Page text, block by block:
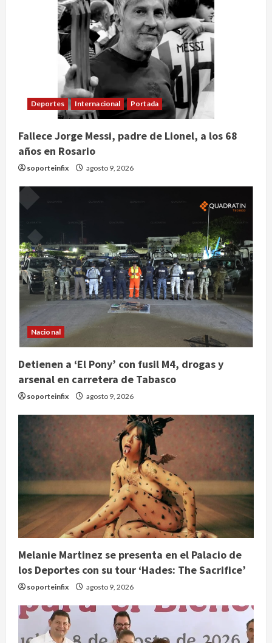
Deportes Internacional Portada
Fallece Jorge Messi, padre de Lionel, a los 68
años en Rosario
soporteinfix agosto 9, 2026
Nacional
Detienen a ‘El Pony’ con fusil M4, drogas y
arsenal en carretera de Tabasco
soporteinfix agosto 9, 2026
Melanie Martinez se presenta en el Palacio de
los Deportes con su tour ‘Hades: The Sacrifice’
soporteinfix agosto 9, 2026